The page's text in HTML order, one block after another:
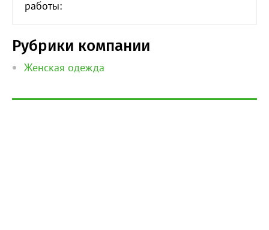
работы:
Рубрики компании
Женская одежда